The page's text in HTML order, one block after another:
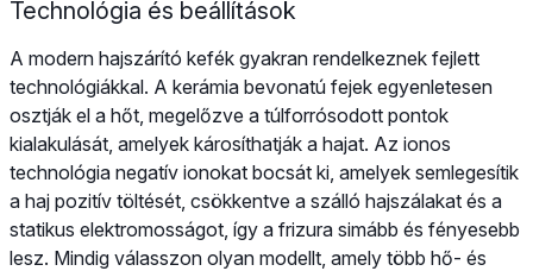
Technológia és beállítások
A modern hajszárító kefék gyakran rendelkeznek fejlett
technológiákkal. A kerámia bevonatú fejek egyenletesen
osztják el a hőt, megelőzve a túlforrósodott pontok
kialakulását, amelyek károsíthatják a hajat. Az ionos
technológia negatív ionokat bocsát ki, amelyek semlegesítik
a haj pozitív töltését, csökkentve a szálló hajszálakat és a
statikus elektromosságot, így a frizura simább és fényesebb
lesz. Mindig válasszon olyan modellt, amely több hő- és